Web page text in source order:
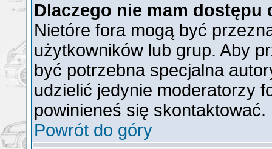
Dlaczego nie mam dostępu
Nietóre fora mogą być
użytkowników lub grup. Aby
być potrzebna specjalna
udzielić jedynie moderatorzy
powinieneś się skontaktować.
Powrót do góry